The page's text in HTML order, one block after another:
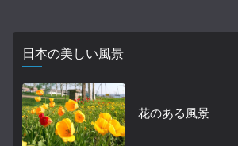
日本の美しい風景
花のある風景